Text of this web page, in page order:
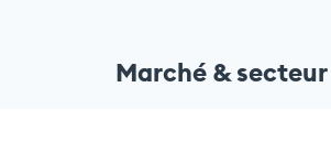
Marché & secteur